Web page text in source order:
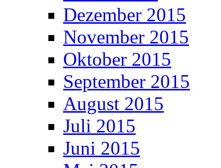
Dezember 2015
November 2015
Oktober 2015
September 2015
August 2015
Juli 2015
Juni 2015